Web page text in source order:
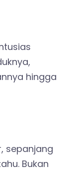
hingga
sepanjang
Bukan